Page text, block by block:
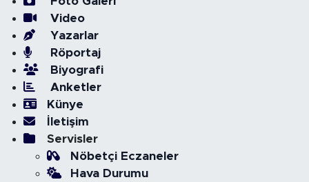
Video
Yazarlar
Röportaj
Biyografi
Anketler
Künye
İletişim
Servisler
Nöbetçi Eczaneler
Hava Durumu